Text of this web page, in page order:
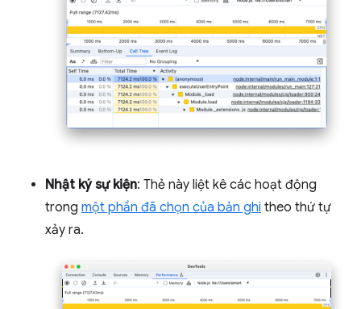
Nhật ký sự kiện: Thẻ này liệt kê các hoạt động
trong một phần đã chọn của bản ghi theo thứ tự
xảy ra.